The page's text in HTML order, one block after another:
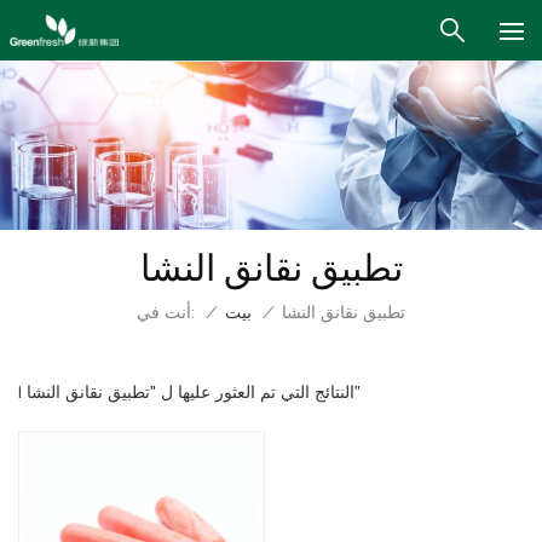
تطبيق نقانق النشا
أنت في: / بيت / تطبيق نقانق النشا
1 النتائج التي تم العثور عليها ل "تطبيق نقانق النشا"